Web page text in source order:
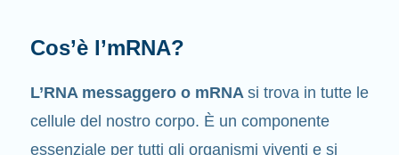
Qual è il suo compito?
Come suggerisce il suo nome, l’mRNA è un
messaggero. Interagisce con altri componenti
presenti nelle cellule che aiutano a creare le